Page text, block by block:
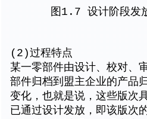
图1.7 设计阶段发
(2)过程特点
某一零部件由设计、校对、
部件归档到盟主企业的产品
变化，也就是说，这些版次
已通过设计发放，即该版次